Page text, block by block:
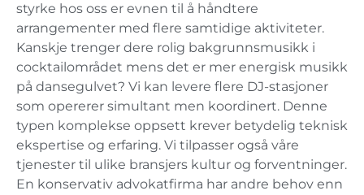
styrke hos oss er evnen til å håndtere
arrangementer med flere samtidige aktiviteter.
Kanskje trenger dere rolig bakgrunnsmusikk i
cocktailområdet mens det er mer energisk musikk
på dansegulvet? Vi kan levere flere DJ-stasjoner
som opererer simultant men koordinert. Denne
typen komplekse oppsett krever betydelig teknisk
ekspertise og erfaring. Vi tilpasser også våre
tjenester til ulike bransjers kultur og forventninger.
En konservativ advokatfirma har andre behov enn